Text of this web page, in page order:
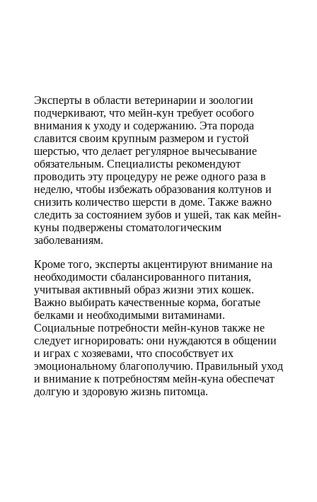
Эксперты в области ветеринарии и зоологии
подчеркивают, что мейн-кун требует особого
внимания к уходу и содержанию. Эта порода
славится своим крупным размером и густой
шерстью, что делает регулярное вычесывание
обязательным. Специалисты рекомендуют
проводить эту процедуру не реже одного раза в
неделю, чтобы избежать образования колтунов и
снизить количество шерсти в доме. Также важно
следить за состоянием зубов и ушей, так как мейн-
куны подвержены стоматологическим
заболеваниям.
Кроме того, эксперты акцентируют внимание на
необходимости сбалансированного питания,
учитывая активный образ жизни этих кошек.
Важно выбирать качественные корма, богатые
белками и необходимыми витаминами.
Социальные потребности мейн-кунов также не
следует игнорировать: они нуждаются в общении
и играх с хозяевами, что способствует их
эмоциональному благополучию. Правильный уход
и внимание к потребностям мейн-куна обеспечат
долгую и здоровую жизнь питомца.